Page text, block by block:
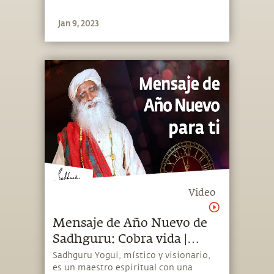
Jan 9, 2023
Video
Mensaje de Año Nuevo de
Sadhguru: Cobra vida |
Sadhguru Español
Sadhguru Yogui, místico y visionario,
es un maestro espiritual con una